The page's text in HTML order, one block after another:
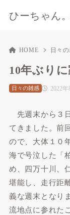
ひーちゃん
HOME 日々
10年ぶり
2022年
日々の雑感
先週末から３
てきました。前
ので、大体１０
海で号泣した「
め、四万十川、
堪能し、走行距
義な週末となり
流地点に参れた